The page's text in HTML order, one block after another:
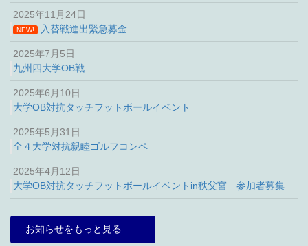
2025年11月24日
NEW! 入替戦進出緊急募金
2025年7月5日
九州四大学OB戦
2025年6月10日
大学OB対抗タッチフットボールイベント
2025年5月31日
全４大学対抗親睦ゴルフコンペ
2025年4月12日
大学OB対抗タッチフットボールイベントin秩父宮 参加者募集
お知らせをもっと見る